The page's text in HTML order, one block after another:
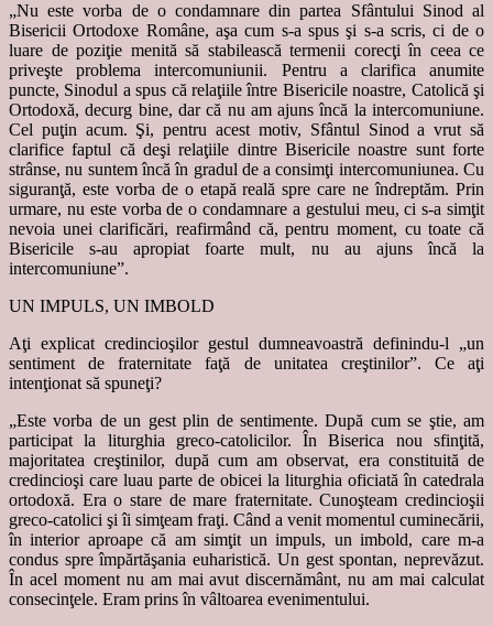
„Nu este vorba de o condamnare din partea Sfântului Sinod al
Bisericii Ortodoxe Române, aşa cum s-a spus şi s-a scris, ci de o
luare de poziţie menită să stabilească termenii corecţi în ceea ce
priveşte problema intercomuniunii. Pentru a clarifica anumite
puncte, Sinodul a spus că relaţiile între Bisericile noastre, Catolică şi
Ortodoxă, decurg bine, dar că nu am ajuns încă la intercomuniune.
Cel puţin acum. Şi, pentru acest motiv, Sfântul Sinod a vrut să
clarifice faptul că deşi relaţiile dintre Bisericile noastre sunt forte
strânse, nu suntem încă în gradul de a consimţi intercomuniunea. Cu
siguranţă, este vorba de o etapă reală spre care ne îndreptăm. Prin
urmare, nu este vorba de o condamnare a gestului meu, ci s-a simţit
nevoia unei clarificări, reafirmând că, pentru moment, cu toate că
Bisericile s-au apropiat foarte mult, nu au ajuns încă la
intercomuniune”.
UN IMPULS, UN IMBOLD
Aţi explicat credincioşilor gestul dumneavoastră definindu-l „un
sentiment de fraternitate faţă de unitatea creştinilor”. Ce aţi
intenţionat să spuneţi?
„Este vorba de un gest plin de sentimente. După cum se ştie, am
participat la liturghia greco-catolicilor. În Biserica nou sfinţită,
majoritatea creştinilor, după cum am observat, era constituită de
credincioşi care luau parte de obicei la liturghia oficiată în catedrala
ortodoxă. Era o stare de mare fraternitate. Cunoşteam credincioşii
greco-catolici şi îi simţeam fraţi. Când a venit momentul cuminecării,
în interior aproape că am simţit un impuls, un imbold, care m-a
condus spre împărtăşania euharistică. Un gest spontan, neprevăzut.
În acel moment nu am mai avut discernământ, nu am mai calculat
consecinţele. Eram prins în vâltoarea evenimentului.